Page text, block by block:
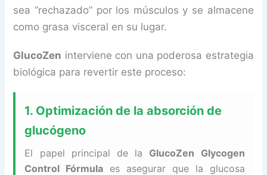
sea “rechazado” por los músculos y se almacene
como grasa visceral en su lugar.
GlucoZen interviene con una poderosa estrategia
biológica para revertir este proceso:
1. Optimización de la absorción de
glucógeno
El papel principal de la GlucoZen Glycogen
Control Fórmula es asegurar que la glucosa